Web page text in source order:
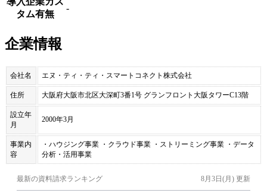
タム有無
-
企業情報
会社名 エヌ・ティ・ティ・スマートコネクト株式会社
住所 大阪府大阪市北区大深町3番1号 グランフロント大阪タワーC13階
設立年
月
2000年3月
事業内
容
・ハウジング事業 ・クラウド事業 ・ストリーミング事業 ・データ
分析・活用事業
最新の資料請求ランキング 8月3日(月) 更新